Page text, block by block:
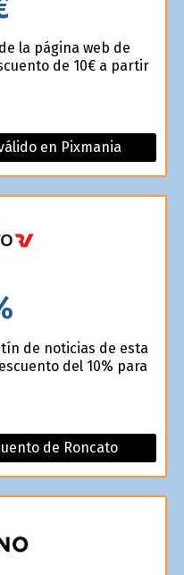
la página web de
de 10€ a partir
en Pixmania
de noticias de esta
del 10% para
de Roncato